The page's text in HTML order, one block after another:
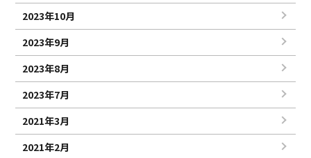
2023年10月
2023年9月
2023年8月
2023年7月
2021年3月
2021年2月